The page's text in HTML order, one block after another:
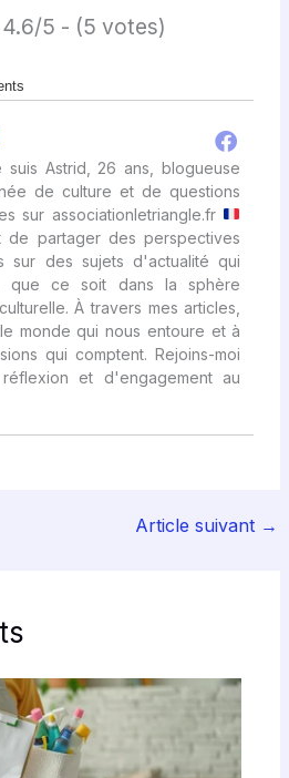
4.6/5 - (5 votes)
suis Astrid, 26 ans, blogueuse
de culture et de questions
sur associationletriangle.fr
de partager des perspectives
sur des sujets d'actualité qui
que ce soit dans la sphère
À travers mes articles,
monde qui nous entoure et à
qui comptent. Rejoins-moi
et d'engagement au
Article suivant →